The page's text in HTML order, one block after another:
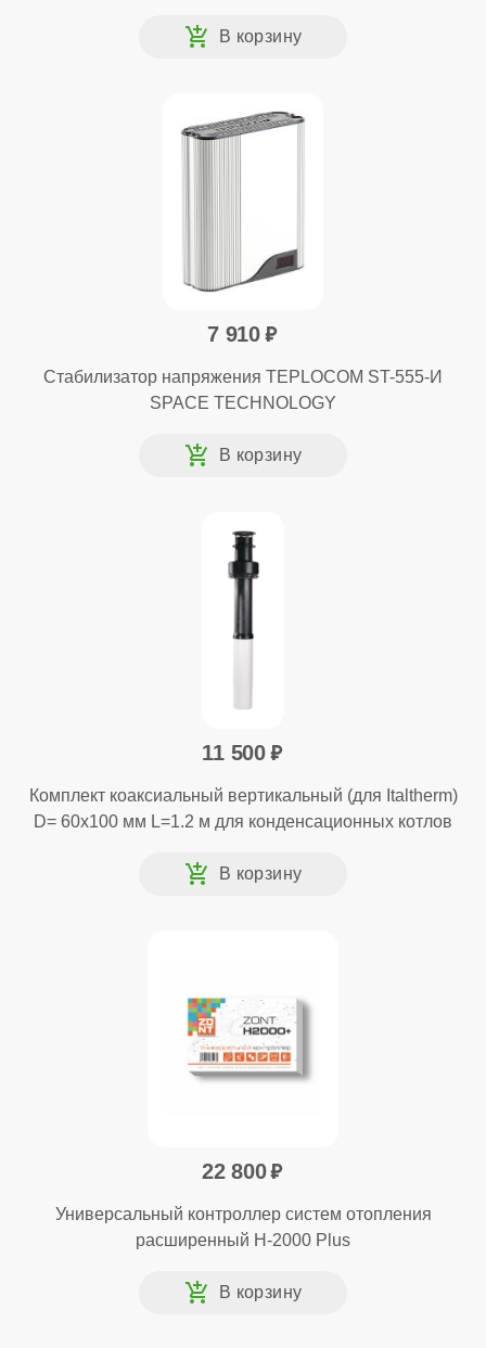
7 910
Стабилизатор напряжения TEPLOCOM ST-555-И
SPACE TECHNOLOGY
11 500
Комплект коаксиальный вертикальный (для Italtherm)
D= 60x100 мм L=1.2 м для конденсационных котлов
22 800
Универсальный контроллер систем отопления
расширенный H-2000 Plus